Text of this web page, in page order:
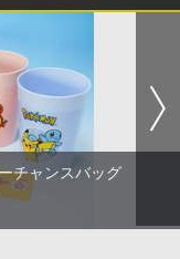
チャンスバッグ